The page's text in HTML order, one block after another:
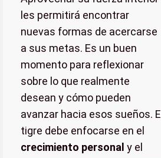
les permitirá encontrar
nuevas formas de acercarse
a sus metas. Es un buen
momento para reflexionar
sobre lo que realmente
desean y cómo pueden
avanzar hacia esos sueños. El
tigre debe enfocarse en el
crecimiento personal y el